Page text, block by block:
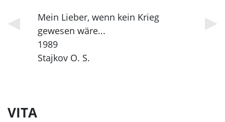
Mein Lieber, wenn kein Krieg
gewesen wäre...
1989
Stajkov O. S.
VITA